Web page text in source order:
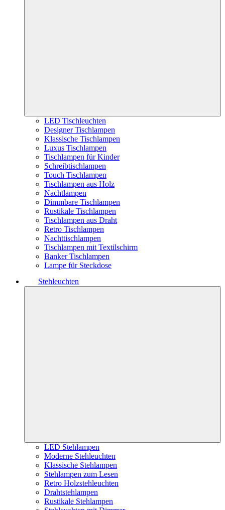
LED Tischleuchten
Designer Tischlampen
Klassische Tischlampen
Luxus Tischlampen
Tischlampen für Kinder
Schreibtischlampen
Touch Tischlampen
Tischlampen aus Holz
Nachtlampen
Dimmbare Tischlampen
Rustikale Tischlampen
Tischlampen aus Draht
Retro Tischlampen
Nachttischlampen
Tischlampen mit Textilschirm
Banker Tischlampen
Lampe für Steckdose
Stehleuchten
LED Stehlampen
Moderne Stehleuchten
Klassische Stehlampen
Stehlampen zum Lesen
Retro Holzstehleuchten
Drahtstehlampen
Rustikale Stehlampen